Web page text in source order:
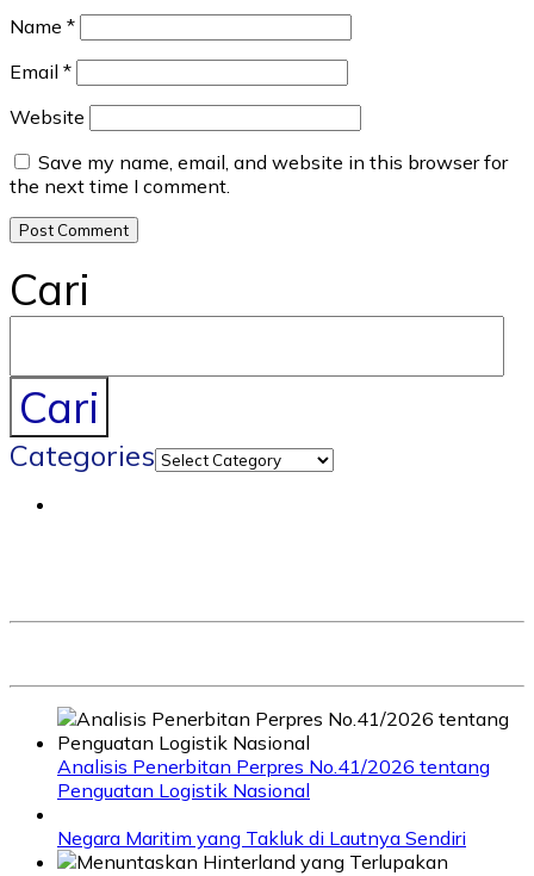
Name *
Email *
Website
Save my name, email, and website in this browser for
the next time I comment.
Cari
Cari
Categories
Analisis Penerbitan Perpres No.41/2026 tentang
Penguatan Logistik Nasional
Negara Maritim yang Takluk di Lautnya Sendiri